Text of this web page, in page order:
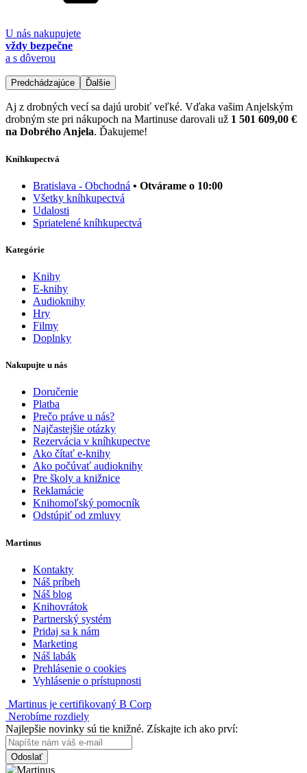
U nás nakupujete
vždy bezpečne
a s dôverou
Predchádzajúce Ďalšie
Aj z drobných vecí sa dajú urobiť veľké. Vďaka vašim Anjelským
drobným ste pri nákupoch na Martinuse darovali už 1 501 609,00 €
na Dobrého Anjela. Ďakujeme!
Kníhkupectvá
Bratislava - Obchodná • Otvárame o 10:00
Všetky kníhkupectvá
Udalosti
Spriatelené kníhkupectvá
Kategórie
Knihy
E-knihy
Audioknihy
Hry
Filmy
Doplnky
Nakupujte u nás
Doručenie
Platba
Prečo práve u nás?
Najčastejšie otázky
Rezervácia v kníhkupectve
Ako čítať e-knihy
Ako počúvať audioknihy
Pre školy a knižnice
Reklamácie
Knihomoľský pomocník
Odstúpiť od zmluvy
Martinus
Kontakty
Náš príbeh
Náš blog
Knihovrátok
Partnerský systém
Pridaj sa k nám
Marketing
Náš labák
Prehlásenie o cookies
Vyhlásenie o prístupnosti
Martinus je certifikovaný B Corp
Nerobíme rozdiely
Najlepšie novinky sú tie knižné. Získajte ich ako prví:
Odoslať